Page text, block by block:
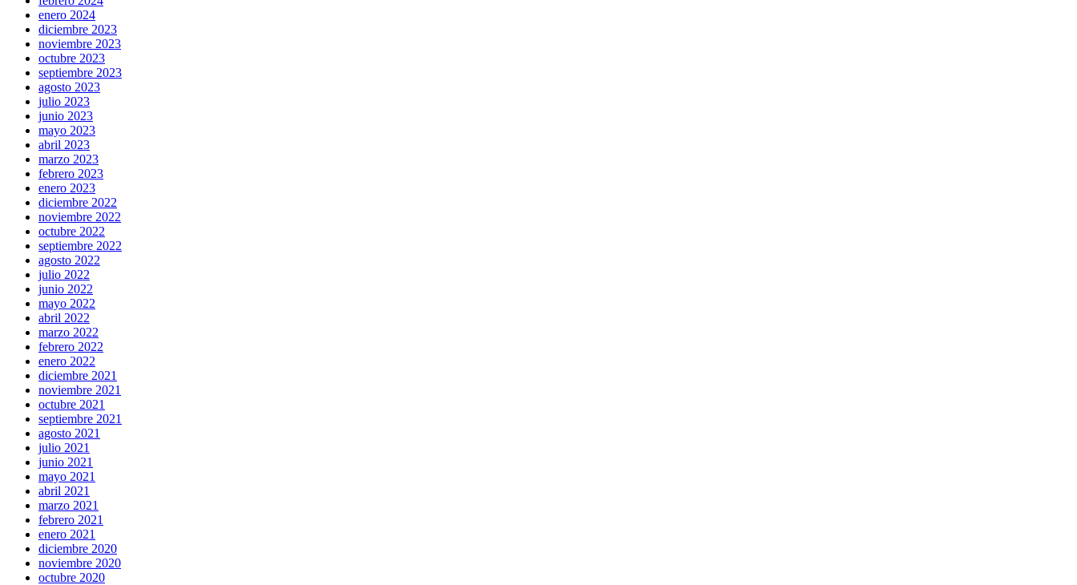
enero 2024
diciembre 2023
noviembre 2023
octubre 2023
septiembre 2023
agosto 2023
julio 2023
junio 2023
mayo 2023
abril 2023
marzo 2023
febrero 2023
enero 2023
diciembre 2022
noviembre 2022
octubre 2022
septiembre 2022
agosto 2022
julio 2022
junio 2022
mayo 2022
abril 2022
marzo 2022
febrero 2022
enero 2022
diciembre 2021
noviembre 2021
octubre 2021
septiembre 2021
agosto 2021
julio 2021
junio 2021
mayo 2021
abril 2021
marzo 2021
febrero 2021
enero 2021
diciembre 2020
noviembre 2020
octubre 2020